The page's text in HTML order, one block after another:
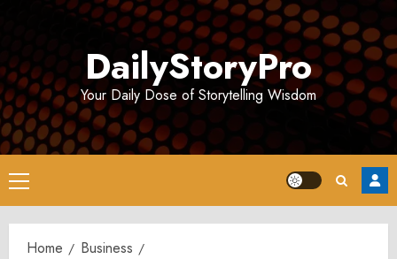
DailyStoryPro
Your Daily Dose of Storytelling Wisdom
Primary
Menu
Home
Business